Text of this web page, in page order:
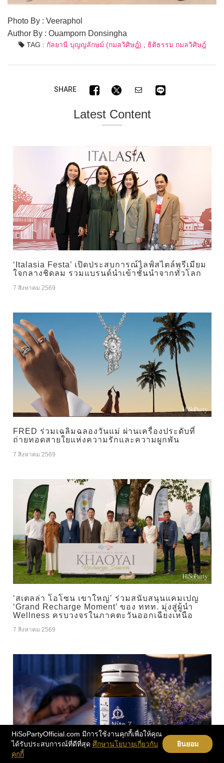
Photo By : Veeraphol
Author By : Ouamporn Donsingha
TAG : กัลยานี บุญญลักษม์ (กมลวิศิษฎ์) ธิติธรรม กมลวิศิษฎ์
SHARE
Latest Content
‘Italasia Festa’ เปิดประสบการณ์ไลฟ์สไตล์พรีเมียม
ใจกลางชิดลม รวมแบรนด์นำเข้าชั้นนำจากทั่วโลก
7 สิงหาคม 2569
FRED ร่วมเฉลิมฉลองวันแม่ ผ่านเครื่องประดับที่
ถ่ายทอดสายใยแห่งความรักและความผูกพัน
7 สิงหาคม 2569
‘สเตลล่า โอโซน เขาใหญ่’ ร่วมสนับสนุนแคมเปญ
‘Grand Recharge Moment’ ของ ททท. มุ่งสู่ผู้นำ
Wellness ครบวงจรในภาคตะวันออกเฉียงเหนือ
7 สิงหาคม 2569
HiSoPartyOfficial.com มีการใช้งานคุกกี้เพื่อให้คุณ
ได้รับประสบการณ์ที่ดีที่สุด ศึกษานโยบายเกี่ยวกับ
คุกกี้
ยินยอม